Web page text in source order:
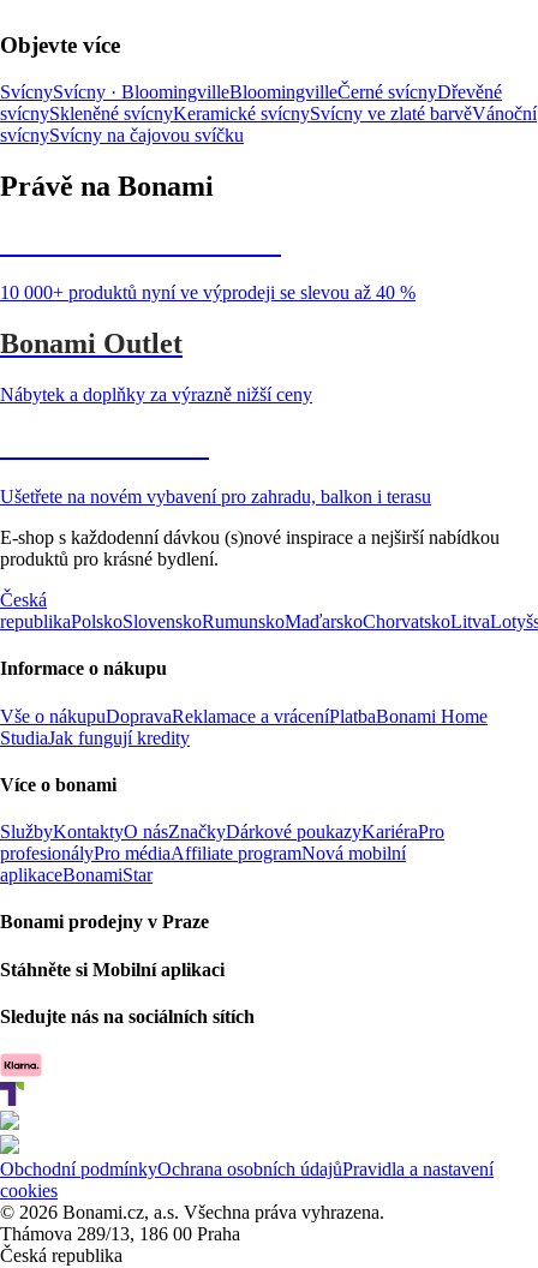
Objevte více
SvícnySvícny · BloomingvilleBloomingvilleČerné svícnyDřevěné
svícnySkleněné svícnyKeramické svícnySvícny ve zlaté barvěVánoční
svícnySvícny na čajovou svíčku
Právě na Bonami
10 000+ produktů nyní ve výprodeji se slevou až 40 %
Bonami Outlet
Nábytek a doplňky za výrazně nižší ceny
Ušetřete na novém vybavení pro zahradu, balkon i terasu
E-shop s každodenní dávkou (s)nové inspirace a nejširší nabídkou
produktů pro krásné bydlení.
Česká
republikaPolskoSlovenskoRumunskoMaďarskoChorvatskoLitva
Informace o nákupu
Vše o nákupuDopravaReklamace a vráceníPlatbaBonami Home
StudiaJak fungují kredity
Více o bonami
SlužbyKontaktyO násZnačkyDárkové poukazyKariéraPro
profesionályPro médiaAffiliate programNová mobilní
aplikaceBonamiStar
Bonami prodejny v Praze
Stáhněte si Mobilní aplikaci
Sledujte nás na sociálních sítích
Obchodní podmínkyOchrana osobních údajůPravidla a nastavení
cookies
© 2026 Bonami.cz, a.s. Všechna práva vyhrazena.
Thámova 289/13, 186 00 Praha
Česká republika